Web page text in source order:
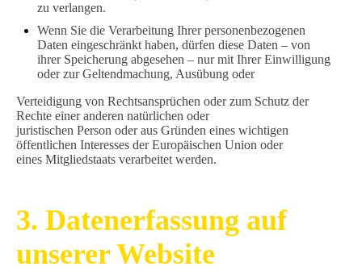
zu verlangen.
Wenn Sie die Verarbeitung Ihrer personenbezogenen
Daten eingeschränkt haben, dürfen diese Daten – von
ihrer Speicherung abgesehen – nur mit Ihrer Einwilligung
oder zur Geltendmachung, Ausübung oder
Verteidigung von Rechtsansprüchen oder zum Schutz der
Rechte einer anderen natürlichen oder
juristischen Person oder aus Gründen eines wichtigen
öffentlichen Interesses der Europäischen Union oder
eines Mitgliedstaats verarbeitet werden.
3. Datenerfassung auf
unserer Website